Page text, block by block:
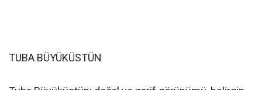
TUBA BÜYÜKÜSTÜN